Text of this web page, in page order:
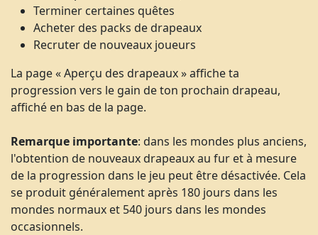
Terminer certaines quêtes
Acheter des packs de drapeaux
Recruter de nouveaux joueurs
La page « Aperçu des drapeaux » affiche ta
progression vers le gain de ton prochain drapeau,
affiché en bas de la page.
Remarque importante: dans les mondes plus anciens,
l'obtention de nouveaux drapeaux au fur et à mesure
de la progression dans le jeu peut être désactivée. Cela
se produit généralement après 180 jours dans les
mondes normaux et 540 jours dans les mondes
occasionnels.